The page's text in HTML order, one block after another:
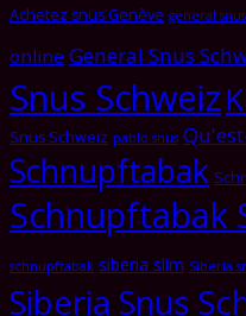
Achetez snus Genève general
online General Snus
Snus Schweiz
Snus Schweiz pablo snus
Schnupftabak
Schnupftabak
schnupftabak siberia slim Siberia
Siberia Snus